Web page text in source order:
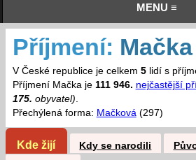
MENU ≡
Příjmení: Mačka
V České republice je celkem 5lidí s
Příjmení Mačka je 111 946. nejčastější
175. obyvatel).
Přechýlená forma: Mačková(297)
Kde žijí Kdy se narodili